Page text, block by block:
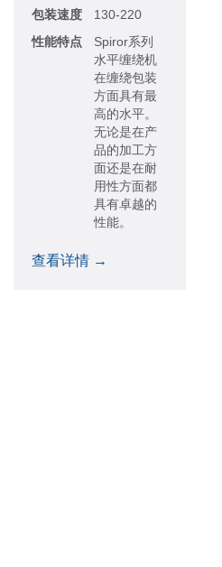
包装速度
130-220
性能特点
Spiror系列
水平缠绕机
在缠绕包装
方面具有最
高的水平。
无论是在产
品的加工方
面还是在耐
用性方面都
具有卓越的
性能。
查看详情 →